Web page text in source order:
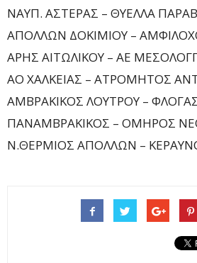
ΝΑΥΠ. ΑΣΤΕΡΑΣ – ΘΥΕΛΛΑ
ΑΠΟΛΛΩΝ ΔΟΚΙΜΙΟΥ –
ΑΡΗΣ ΑΙΤΩΛΙΚΟΥ – ΑΕ
ΑΟ ΧΑΛΚΕΙΑΣ – ΑΤΡΟΜΗΤΟΣ
ΑΜΒΡΑΚΙΚΟΣ ΛΟΥΤΡΟΥ –
ΠΑΝΑΜΒΡΑΚΙΚΟΣ – ΟΜΗΡΟΣ
Ν.ΘΕΡΜΙΟΣ ΑΠΟΛΛΩΝ –